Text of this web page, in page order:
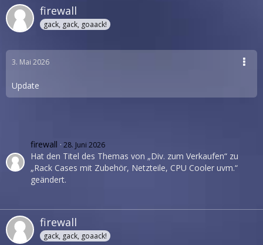
firewall
gack, gack, goaack!
3. Mai 2026
Update
firewall 28. Juni 2026
Hat den Titel des Themas von „Div. zum Verkaufen“ zu
„Rack Cases mit Zubehör, Netzteile, CPU Cooler uvm.“
geändert.
firewall
gack, gack, goaack!